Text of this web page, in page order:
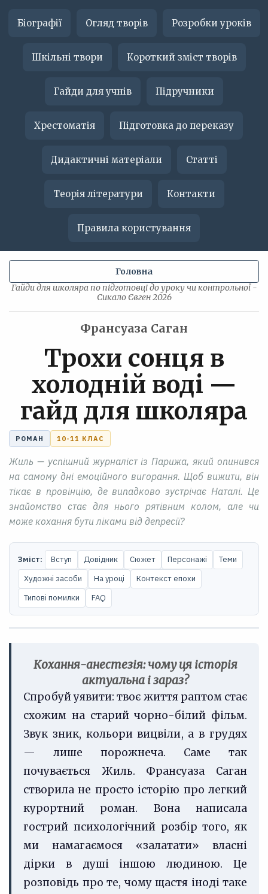
Біографії Огляд творів Розробки уроків
Шкільні твори Короткий зміст творів
Гайди для учнів Підручники
Хрестоматія Підготовка до переказу
Дидактичні матеріали Статті
Теорія літератури Контакти
Правила користування
Гайди для школяра по підготовці до уроку чи контрольної -
Сикало Євген 2026
Головна
Франсуаза Саган
Трохи сонця в
холодній воді —
гайд для школяра
РОМАН 10-11 КЛАС
Жиль — успішний журналіст із Парижа, який опинився
на самому дні емоційного вигорання. Щоб вижити, він
тікає в провінцію, де випадково зустрічає Наталі. Це
знайомство стає для нього рятівним колом, але чи
може кохання бути ліками від депресії?
Зміст: Вступ Довідник Сюжет Персонажі
Теми
Художні засоби
На уроці
Контекст епохи
Типові помилки
FAQ
Кохання-анестезія: чому ця історія
актуальна і зараз?
Спробуй уявити: твоє життя раптом стає
схожим на старий чорно-білий фільм.
Звук зник, кольори вицвіли, а в грудях
— лише порожнеча. Саме так
почувається Жиль. Франсуаза Саган
створила не просто історію про легкий
курортний роман. Вона написала
гострий психологічний розбір того, як
ми намагаємося «залатати» власні
дірки в душі іншою людиною. Це
розповідь про те, чому щастя іноді таке